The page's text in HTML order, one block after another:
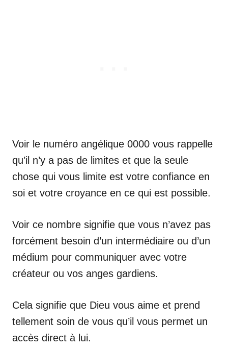
Voir le numéro angélique 0000 vous rappelle
qu’il n’y a pas de limites et que la seule
chose qui vous limite est votre confiance en
soi et votre croyance en ce qui est possible.
Voir ce nombre signifie que vous n’avez pas
forcément besoin d’un intermédiaire ou d’un
médium pour communiquer avec votre
créateur ou vos anges gardiens.
Cela signifie que Dieu vous aime et prend
tellement soin de vous qu’il vous permet un
accès direct à lui.